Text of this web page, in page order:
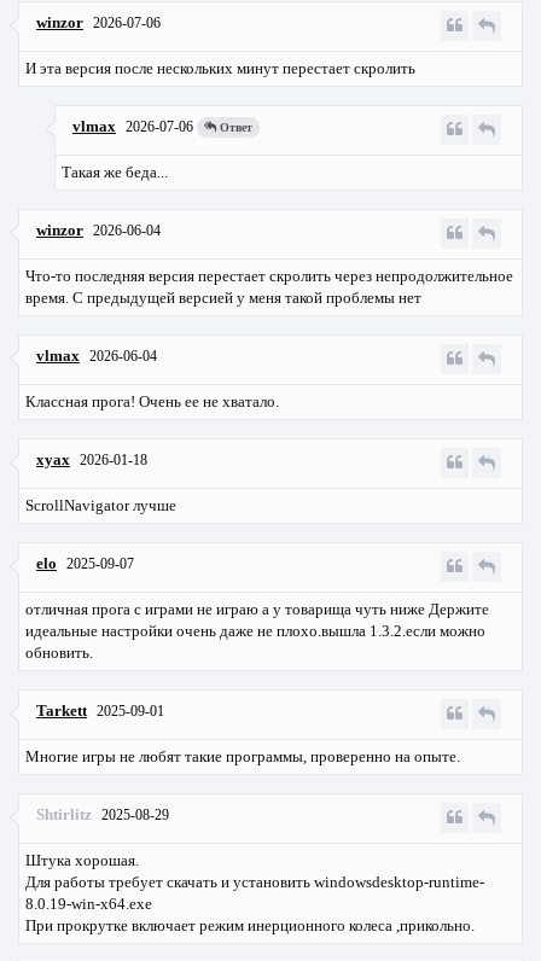
winzor 2026-07-06
И эта версия после нескольких минут перестает скролить
vlmax 2026-07-06 Ответ
Такая же беда...
winzor 2026-06-04
Что-то последняя версия перестает скролить через непродолжительное
время. С предыдущей версией у меня такой проблемы нет
vlmax 2026-06-04
Классная прога! Очень ее не хватало.
xyax 2026-01-18
ScrollNavigator лучше
elo 2025-09-07
отличная прога с играми не играю а у товарища чуть ниже Держите
идеальные настройки очень даже не плохо.вышла 1.3.2.если можно
обновить.
Tarkett 2025-09-01
Многие игры не любят такие программы, проверенно на опыте.
Shtirlitz 2025-08-29
Штука хорошая.
Для работы требует скачать и установить windowsdesktop-runtime-
8.0.19-win-x64.exe
При прокрутке включает режим инерционного колеса ,прикольно.